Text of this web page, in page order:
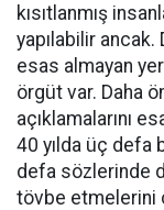
kısıtlanmış
yapılabilir ancak.
esas almayan
örgüt var. Daha
açıklamalarını
40 yılda üç defa
defa sözlerinde
tövbe etmelerini